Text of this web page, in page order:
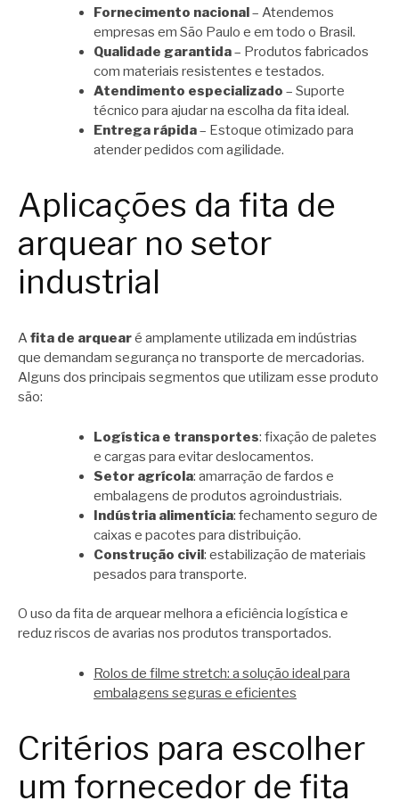
Fornecimento nacional– Atendemos
empresas em São Paulo e em todo o Brasil.
Qualidade garantida– Produtos fabricados
com materiais resistentes e testados.
Atendimento especializado – Suporte
técnico para ajudar na escolha da fita ideal.
Entrega rápida– Estoque otimizado para
atender pedidos com agilidade.
Aplicações da fita de
arquear no setor
industrial
Afita de arquearé amplamente utilizada em indústrias
que demandam segurança no transporte de mercadorias.
Alguns dos principais segmentos que utilizam esse produto
são:
Logística e transportes: fixação de paletes
e cargas para evitar deslocamentos.
Setor agrícola: amarração de fardos e
embalagens de produtos agroindustriais.
Indústria alimentícia: fechamento seguro de
caixas e pacotes para distribuição.
Construção civil: estabilização de materiais
pesados para transporte.
O uso da fita de arquear melhora a eficiência logística e
reduz riscos de avarias nos produtos transportados.
Rolos de filme stretch: a solução ideal para
embalagens seguras e eficientes
Critérios para escolher
um fornecedor de fita